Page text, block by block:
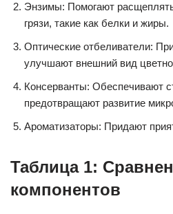
Энзимы: Помогают
грязи, такие как белки и жиры.
Оптические отбеливатели:
улучшают внешний вид
Консерванты: Обеспечивают
предотвращают развитие
Ароматизаторы: Придают
Таблица 1:
компонентов